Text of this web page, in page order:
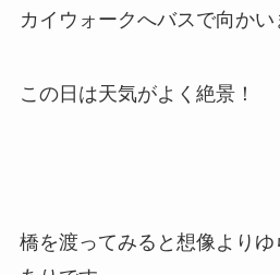
カイウォークへバスで向かい
この日は天気がよく絶景！
橋を渡ってみると想像より